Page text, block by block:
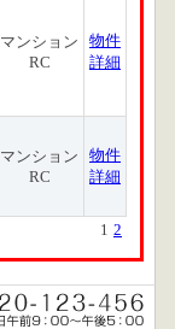
マンション
RC
物件
詳細
マンション
RC
物件
詳細
1 2